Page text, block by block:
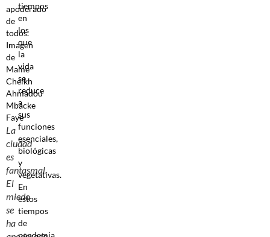
La
ciudad
es
fantasmal.
El
miedo
se
ha
tiempos
en
los
que
la
vida
se
reduce
a
sus
funciones
esenciales,
biológicas
y
vegetativas.
En
estos
tiempos
de